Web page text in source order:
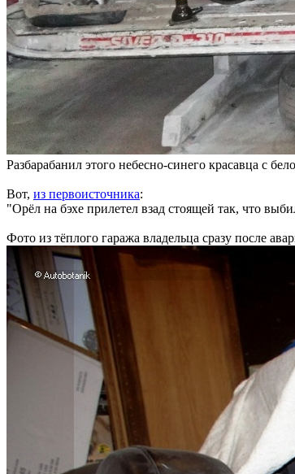
Разбарабанил этого небесно-синего красавца с
Вот, из первоисточника:
"Орёл на бэхе прилетел взад стоящей так, что
Фото из тёплого гаража владельца сразу после